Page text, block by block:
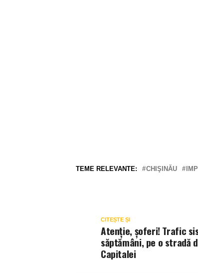
TEME RELEVANTE: CHIŞINĂU
CITEȘTE ȘI
Atenție, șoferi! Trafic
săptămâni, pe o stradă
Capitalei